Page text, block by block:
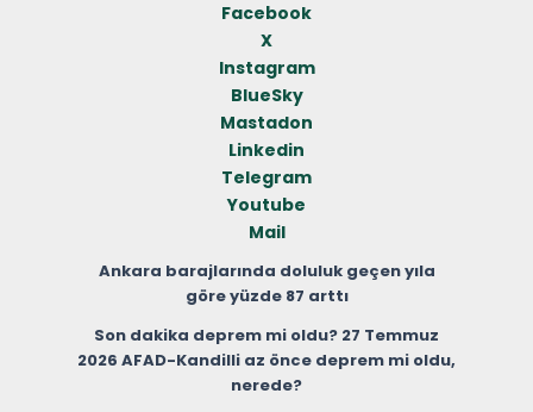
Facebook
X
Instagram
BlueSky
Mastadon
Linkedin
Telegram
Youtube
Mail
Ankara barajlarında doluluk geçen yıla
göre yüzde 87 arttı
Son dakika deprem mi oldu? 27 Temmuz
2026 AFAD-Kandilli az önce deprem mi oldu,
nerede?